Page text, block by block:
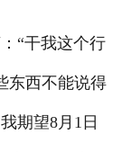
“干我这个行
东西不能说得
期望8月1日